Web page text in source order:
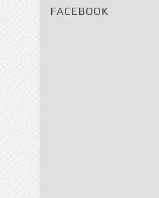
FACEBOOK